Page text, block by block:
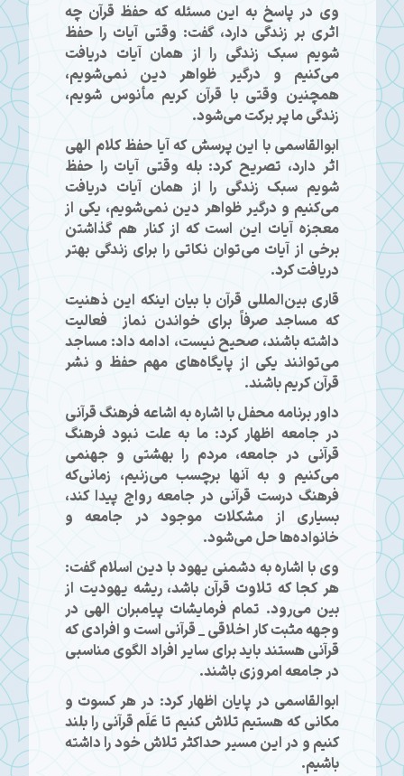
وی در پاسخ به این مسئله که حفظ قرآن چه
اثری بر زندگی دارد، گفت: وقتی آیات را حفظ
شویم سبک زندگی را از همان آیات دریافت
می‌کنیم و درگیر ظواهر دین نمی‌شویم،
همچنین وقتی با قرآن کریم مأنوس شویم،
زندگی ما پر برکت می‌شود.
ابوالقاسمی با این پرسش که آیا حفظ کلام الهی
اثر دارد، تصریح کرد: بله وقتی آیات را حفظ
شویم سبک زندگی را از همان آیات دریافت
می‌کنیم و درگیر ظواهر دین نمی‌شویم، یکی از
معجزه آیات این است که از کنار هم گذاشتن
برخی از آیات می‌توان نکاتی را برای زندگی بهتر
دریافت کرد.
قاری بین‌المللی قرآن با بیان اینکه این ذهنیت
که مساجد صرفاً برای خواندن نماز فعالیت
داشته باشند، صحیح نیست، ادامه داد: مساجد
می‌توانند یکی از پایگاه‌های مهم حفظ و نشر
قرآن کریم باشند.
داور برنامه محفل با اشاره به اشاعه فرهنگ قرآنی
در جامعه اظهار کرد: ما به علت نبود فرهنگ
قرآنی در جامعه، مردم را بهشتی و جهنمی
می‌کنیم و به آنها برچسب می‌زنیم، زمانی‌که
فرهنگ درست قرآنی در جامعه رواج پیدا کند،
بسیاری از مشکلات موجود در جامعه و
خانواده‌ها حل می‌شود.
وی با اشاره به دشمنی یهود با دین اسلام گفت:
هر کجا که تلاوت قرآن باشد، ریشه یهودیت از
بین می‌رود. تمام فرمایشات پیامبران الهی در
وجهه مثبت کار اخلاقی _ قرآنی است و افرادی که
قرآنی هستند باید برای سایر افراد الگوی مناسبی
در جامعه امروزی باشند.
ابوالقاسمی در پایان اظهار کرد: در هر کسوت و
مکانی که هستیم تلاش کنیم تا عَلَم قرآنی را بلند
کنیم و در این مسیر حداکثر تلاش خود را داشته
باشیم.